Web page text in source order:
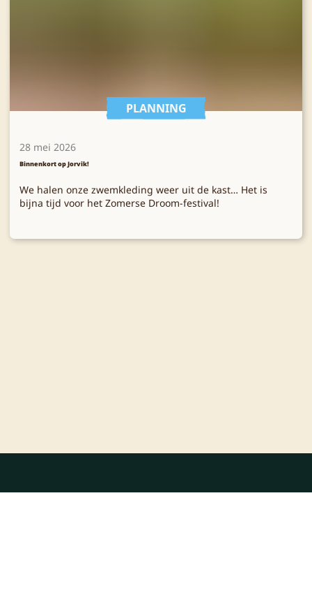
PLANNING
28 mei 2026
Binnenkort op Jorvik!
We halen onze zwemkleding weer uit de kast… Het is
bijna tijd voor het Zomerse Droom-festival!